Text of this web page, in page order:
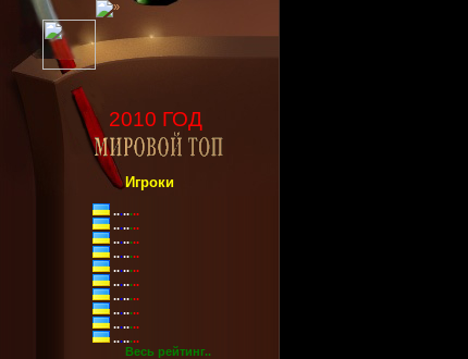
2010 ГОД
Игроки
........
........
........
........
........
........
........
........
........
........
Весь рейтинг..